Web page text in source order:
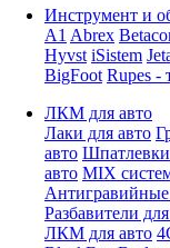
Инструмент и
A1 Abrex
Hyvst iSistem
BigFoot Rupes -
ЛКМ для авто
Лаки для авто
авто Шпатлевки
авто MIX
Разбавители
ЛКМ для авто